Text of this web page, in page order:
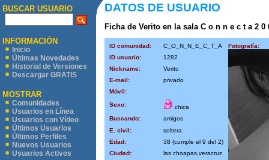
BUSCAR USUARIO
INFORMACIÓN
Inicio
Últimas Novedades
Historial de Versiones
Descargar GRATIS
MOSTRAR
Comunidades
Usuarios en Línea
Usuarios con Vídeo
Últimos Usuarios
Últimos Perfiles
Nuevos Usuarios
Usuarios Activos
DATOS DE USUARIO
Ficha de Verito en la sala C o n n e c t a 2 0
ID comunidad: C_O_N_N_E_C_T_A
Fotografía:
ID usuario:
1282
Nickname:
Verito
E-mail:
privado
Móvil:
Sexo:
chica
Buscando:
amigos
E. civil:
soltera
Edad:
38 (cumple el 9 del 2)
Ciudad:
las choapas,veracruz